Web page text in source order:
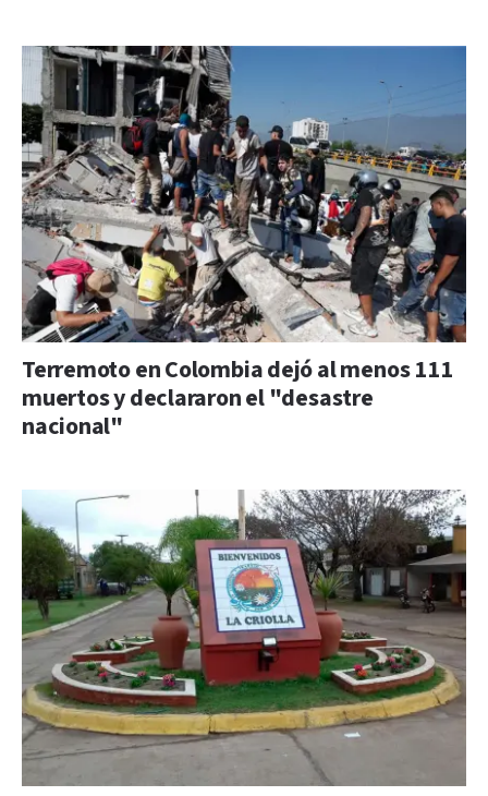
Terremoto en Colombia dejó al menos 111
muertos y declararon el "desastre
nacional"